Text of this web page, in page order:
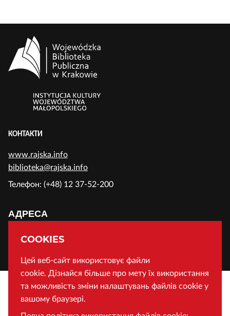
COOKIES
Цей веб-сайт використовує файли
cookie. Дізнайся більше про мету їх використання
та можливість зміни налаштувань файлів cookie у
вашому браузері.
КОНТАКТИ
www.rajska.info
biblioteka@rajska.info
Телефон: (+48) 12 37-52-200
АДРЕСА
Воєводська Публічна Бібліотека у Кракові